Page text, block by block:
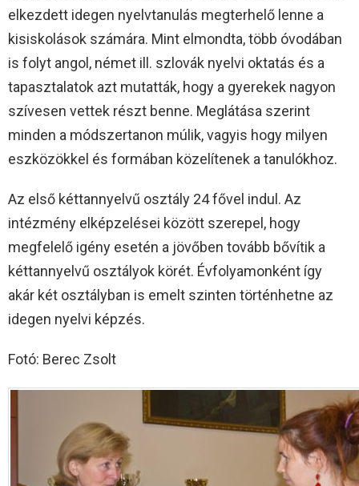
elkezdett idegen nyelvtanulás megterhelő lenne a
kisiskolások számára. Mint elmondta, több óvodában
is folyt angol, német ill. szlovák nyelvi oktatás és a
tapasztalatok azt mutatták, hogy a gyerekek nagyon
szívesen vettek részt benne. Meglátása szerint
minden a módszertanon múlik, vagyis hogy milyen
eszközökkel és formában közelítenek a tanulókhoz.
Az első kéttannyelvű osztály 24 fővel indul. Az
intézmény elképzelései között szerepel, hogy
megfelelő igény esetén a jövőben tovább bővítik a
kéttannyelvű osztályok körét. Évfolyamonként így
akár két osztályban is emelt szinten történhetne az
idegen nyelvi képzés.
Fotó: Berec Zsolt